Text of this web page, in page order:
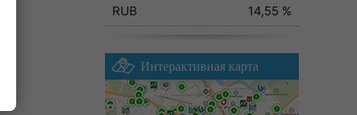
RUB
14,55 %
Интерактивная карта